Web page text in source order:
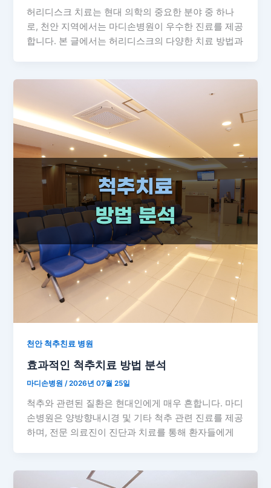
허리디스크 치료는 현대 의학의 중요한 분야 중 하나
로, 천안 지역에서는 마디손병원이 우수한 진료를 제공
합니다. 본 글에서는 허리디스크의 다양한 치료 방법과
천안 척추친료 병원
효과적인 척추치료 방법 분석
마디손병원/2026년 07월 25일
척추와 관련된 질환은 현대인에게 매우 흔합니다. 마디
손병원은 양방향내시경 및 기타 척추 관련 진료를 제공
하며, 전문 의료진이 진단과 치료를 통해 환자들에게